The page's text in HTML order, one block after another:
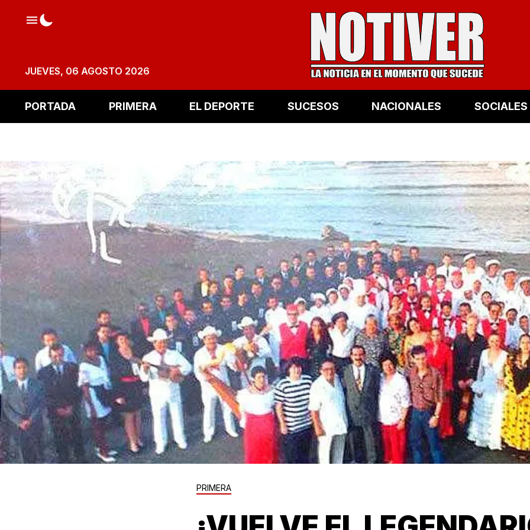
JUEVES, 06 AGOSTO 2026
PORTADA PRIMERA EL DEPORTE SUCESOS NACIONALES SOCIALES
PRIMERA